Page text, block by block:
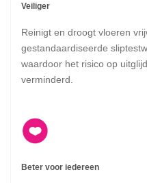
Veiliger
Reinigt en droogt vloeren
gestandaardiseerde
waardoor het risico op
verminderd.
Beter voor iedereen